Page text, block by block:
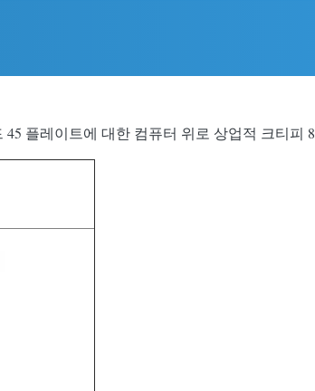
45 플레이트에 대한 컴퓨터 위로 상업적 크티피 8